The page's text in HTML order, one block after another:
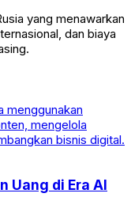
yang menawarkan
dan biaya
Uang di Era AI